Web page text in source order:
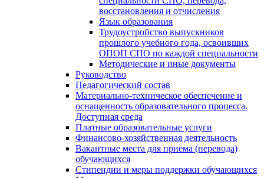
восстановления и отчисления
Язык образования
Трудоустройство выпускников
прошлого учебного года, освоивших
ОПОП СПО по каждой специальности
Методические и иные документы
Руководство
Педагогический состав
Материально-техническое обеспечение и
оснащенность образовательного процесса.
Доступная среда
Платные образовательные услуги
Финансово-хозяйственная деятельность
Вакантные места для приема (перевода)
обучающихся
Стипендии и меры поддержки обучающихся